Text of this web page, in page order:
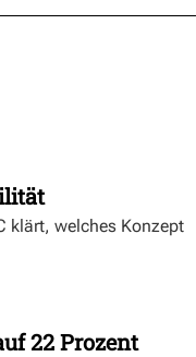
klärt, welches Konzept
22 Prozent